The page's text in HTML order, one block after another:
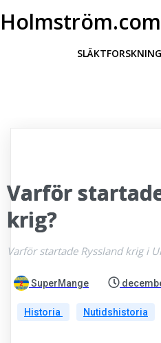
Holmström.com
Varför
krig?
Varför startade Ryssland krig i
SuperMange
Historia Nutidshistoria